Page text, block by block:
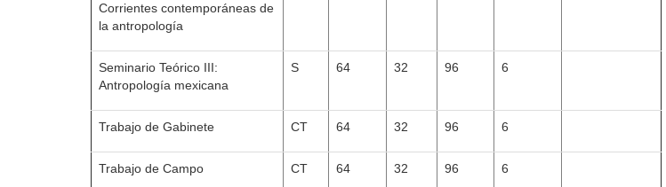
Corrientes contemporáneas de
la antropología
Seminario Teórico III:
Antropología mexicana
S 64 32 96 6
Trabajo de Gabinete CT 64 32 96 6
Trabajo de Campo CT 64 32 96 6